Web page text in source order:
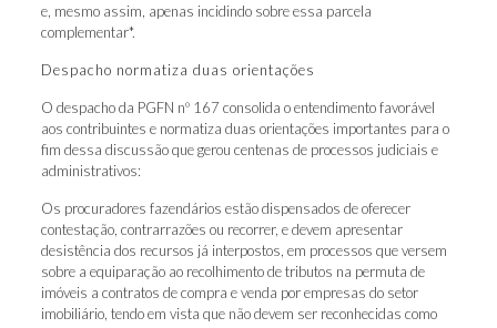
e, mesmo assim, apenas incidindo sobre essa parcela
complementar*.
Despacho normatiza duas orientações
O despacho da PGFN nº 167 consolida o entendimento favorável
aos contribuintes e normatiza duas orientações importantes para o
fim dessa discussão que gerou centenas de processos judiciais e
administrativos:
Os procuradores fazendários estão dispensados de oferecer
contestação, contrarrazões ou recorrer, e devem apresentar
desistência dos recursos já interpostos, em processos que versem
sobre a equiparação ao recolhimento de tributos na permuta de
imóveis a contratos de compra e venda por empresas do setor
imobiliário, tendo em vista que não devem ser reconhecidas como